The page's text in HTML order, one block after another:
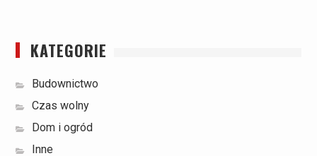
KATEGORIE
Budownictwo
Czas wolny
Dom i ogród
Inne